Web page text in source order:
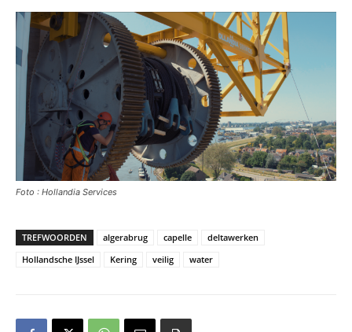
Foto : Hollandia Services
TREFWOORDEN algerabrug capelle
deltawerken
Hollandsche IJssel
Kering veilig water